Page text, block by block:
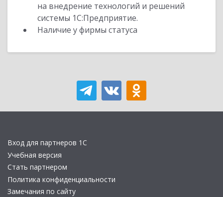
на внедрение технологий и решений
системы 1С:Предприятие.
Наличие у фирмы статуса
Вход для партнеров 1С
Учебная версия
Стать партнером
Политика конфиденциальности
Замечания по сайту